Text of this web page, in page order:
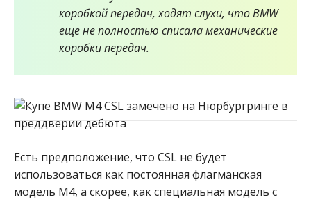
коробкой передач, ходят слухи, что BMW
еще не полностью списала механические
коробки передач.
Есть предположение, что CSL не будет
использоваться как постоянная флагманская
модель M4, а скорее, как специальная модель с